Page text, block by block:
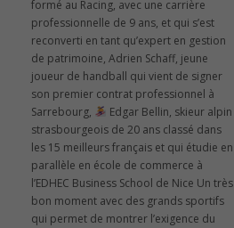
formé au Racing, avec une carrière
professionnelle de 9 ans, et qui s’est
reconverti en tant qu’expert en gestion
de patrimoine, Adrien Schaff, jeune
joueur de handball qui vient de signer
son premier contrat professionnel à
Sarrebourg,
Edgar Bellin, skieur alpin
strasbourgeois de 20 ans classé dans
les 15 meilleurs français et qui étudie en
parallèle en école de commerce à
l’EDHEC Business School de Nice Un très
bon moment avec des grands sportifs
qui permet de montrer l’exigence du